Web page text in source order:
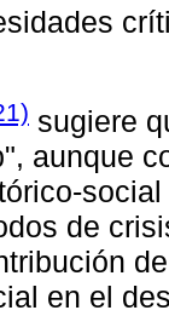
sugiere
aunque
de
en el